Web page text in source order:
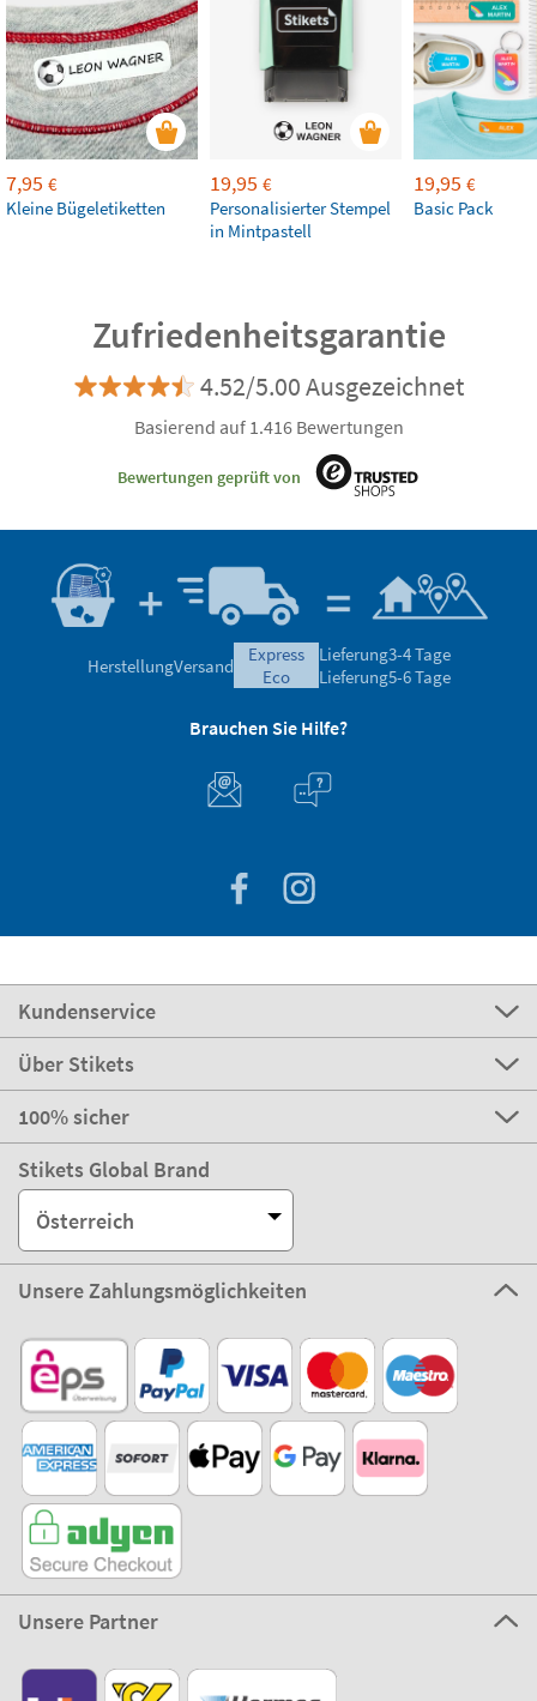
7,95 €
Kleine Bügeletiketten
19,95 €
Personalisierter Stempel
in Mintpastell
19,95 €
Basic Pack
Zufriedenheitsgarantie
4.52/5.00 Ausgezeichnet
Basierend auf 1.416 Bewertungen
Bewertungen geprüft von
HerstellungVersand
express
eco
Lieferung3-4 Tage
Lieferung5-6 Tage
Brauchen Sie Hilfe?
Kundenservice
Über Stikets
100% sicher
Stikets Global Brand
Österreich
Unsere Zahlungsmöglichkeiten
Unsere Partner